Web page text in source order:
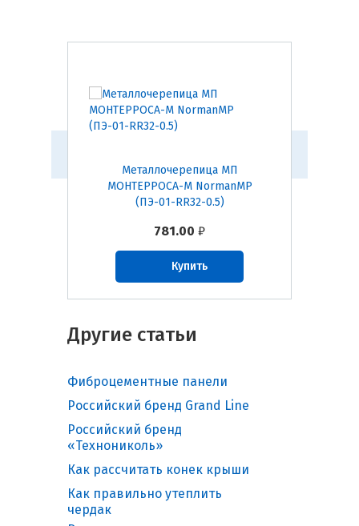
781.00 ₽
Металлочерепица МП
МОНТЕРРОСА-M NormanMP
(ПЭ-01-RR32-0.5)
Купить
Другие статьи
Фиброцементные панели
Российский бренд Grand Line
Российский бренд
«Технониколь»
Как рассчитать конек крыши
Как правильно утеплить
чердак